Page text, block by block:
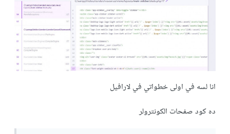
انا لسه في اولى خطواتي في لارافيل
ده كود صفحات الكونترولر